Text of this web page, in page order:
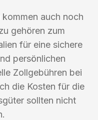
auch noch
gehören zum
für eine sichere
persönlichen
Zollgebühren bei
die Kosten für die
sollten nicht